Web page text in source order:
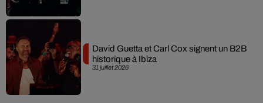
31 juillet 2026
David Guetta et Carl Cox signent un B2B
historique à Ibiza